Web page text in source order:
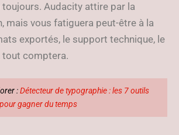
toujours. Audacity attire par la
mais vous fatiguera peut-être à la
exportés, le support technique, le
tout comptera.
:Détecteur de typographie : les 7 outils
gagner du temps